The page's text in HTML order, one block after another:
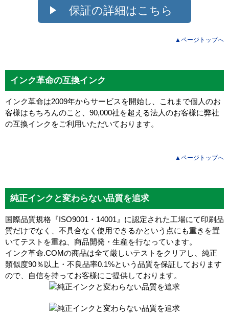
保証の詳細はこちら
▲ページトップへ
インク革命の互換インク
インク革命は2009年からサービスを開始し、これまで個人のお
客様はもちろんのこと、90,000社を超える法人のお客様に弊社
の互換インクをご利用いただいております。
▲ページトップへ
純正インクと変わらない品質を追求
国際品質規格『ISO9001・14001』に認定された工場にて印刷品
質だけでなく、不具合なく使用できるかという点にも重きを置
いてテストを重ね、商品開発・生産を行なっています。
インク革命.COMの商品は全て厳しいテストをクリアし、 純正
類似度90％以上・不良品率0.1%という品質を保証しております
ので、自信を持ってお客様にご提供しております。